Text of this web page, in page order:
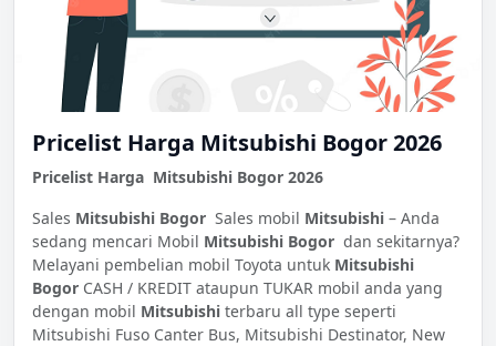
Pricelist Harga Mitsubishi Bogor 2026
Pricelist Harga Mitsubishi Bogor 2026
Sales Mitsubishi Bogor Sales mobil Mitsubishi – Anda
sedang mencari Mobil Mitsubishi Bogor dan sekitarnya?
Melayani pembelian mobil Toyota untuk Mitsubishi
Bogor CASH / KREDIT ataupun TUKAR mobil anda yang
dengan mobil Mitsubishi terbaru all type seperti
Mitsubishi Fuso Canter Bus, Mitsubishi Destinator, New